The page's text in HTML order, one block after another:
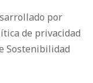
por
de privacidad
Sostenibilidad